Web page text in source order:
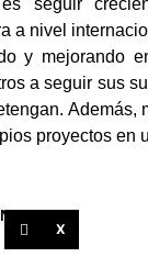
a nivel
y mejorando
a seguir sus
Además,
proyectos en
X